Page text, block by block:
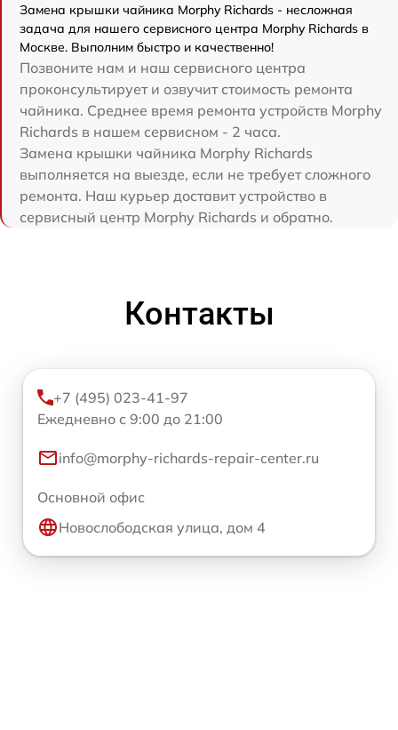
Замена крышки чайника Morphy Richards - несложная
задача для нашего сервисного центра Morphy Richards в
Москве. Выполним быстро и качественно!
Позвоните нам и наш сервисного центра
проконсультирует и озвучит стоимость ремонта
чайника. Среднее время ремонта устройств Morphy
Richards в нашем сервисном - 2 часа.
Замена крышки чайника Morphy Richards
выполняется на выезде, если не требует сложного
ремонта. Наш курьер доставит устройство в
сервисный центр Morphy Richards и обратно.
Контакты
+7 (495) 023-41-97
Ежедневно с 9:00 до 21:00
info@morphy-richards-repair-center.ru
Основной офис
Новослободская улица, дом 4